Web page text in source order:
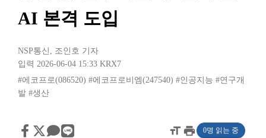
AI 본격 도입
NSP통신 , 조인호 기자
입력 2026-06-04 15:33 KRX7
#에코프로(086520) #에코프로비엠(247540) #인공지능 #연구개
발 #생산
format_sizeprint 0명 읽는 중